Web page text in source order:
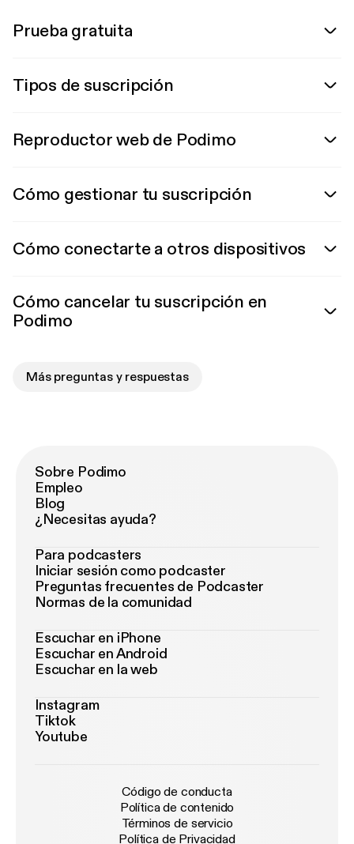
Prueba gratuita
Tipos de suscripción
Reproductor web de Podimo
Cómo gestionar tu suscripción
Cómo conectarte a otros dispositivos
Cómo cancelar tu suscripción en
Podimo
Más preguntas y respuestas
Sobre Podimo
Empleo
Blog
¿Necesitas ayuda?
Para podcasters
Iniciar sesión como podcaster
Preguntas frecuentes de Podcaster
Normas de la comunidad
Escuchar en iPhone
Escuchar en Android
Escuchar en la web
Instagram
Tiktok
Youtube
Código de conducta
Política de contenido
Términos de servicio
Política de Privacidad